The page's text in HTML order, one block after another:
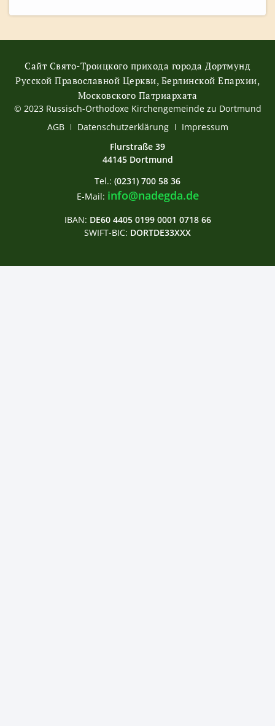
Сайт Свято-Троицкого прихода города Дортмунд
Русской Православной Церкви, Берлинской Епархии,
Московского Патриархата
© 2023 Russisch-Orthodoxe Kirchengemeinde zu Dortmund
АGB
Datenschutzerklärung
Impressum
Flurstraße 39
44145 Dortmund
Tel.: (0231) 700 58 36
E-Mail: info@nadegda.de
IBAN: DE60 4405 0199 0001 0718 66
SWIFT-BIC: DORTDE33XXX